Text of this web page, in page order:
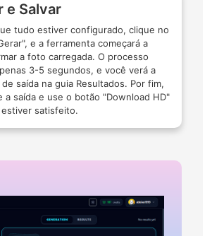
e Salvar
tudo estiver configurado, clique no
e a ferramenta começará a
a foto carregada. O processo
3-5 segundos, e você verá a
de saída na guia Resultados. Por fim,
a saída e use o botão "Download HD"
satisfeito.